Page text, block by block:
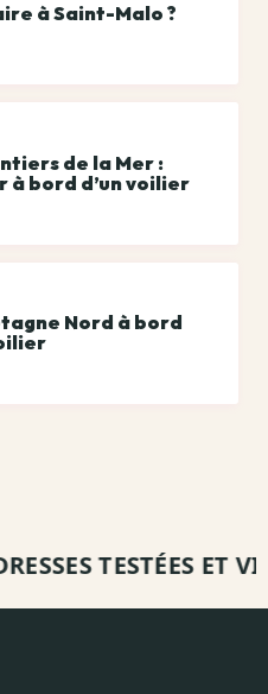
à Saint-Malo ?
de la Mer :
à bord d’un voilier
Nord à bord
TESTÉES ET